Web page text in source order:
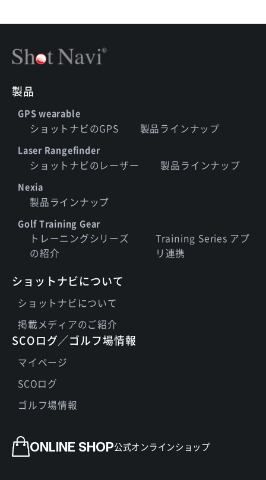
ONLINE SHOP公式オンラインショップ
製品
GPS wearable
ショットナビのGPS 製品ラインナップ
Laser Rangefinder
ショットナビのレーザー 製品ラインナップ
Nexia
製品ラインナップ
Golf Training Gear
トレーニングシリーズ
の紹介
Training Series アプ
リ連携
ショットナビについて
ショットナビについて
掲載メディアのご紹介
SCOログ／ゴルフ場情報
マイページ
SCOログ
ゴルフ場情報